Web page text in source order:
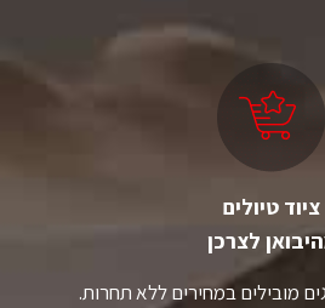
ניתן
לבחור
האפשרויות
המוצר
ציוד טיולים
לצרכן
מובילים במחירים ללא תחרות.